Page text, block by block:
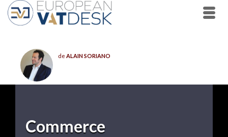
de ALAIN SORIANO
Commerce